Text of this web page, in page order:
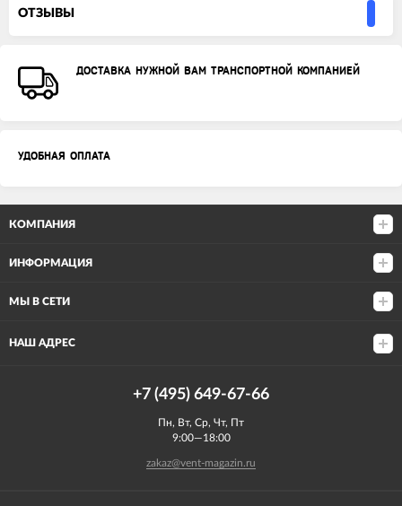
ОТЗЫВЫ
ДОСТАВКА НУЖНОЙ ВАМ ТРАНСПОРТНОЙ КОМПАНИЕЙ
УДОБНАЯ ОПЛАТА
КОМПАНИЯ
ИНФОРМАЦИЯ
МЫ В СЕТИ
НАШ АДРЕС
+7 (495) 649-67-66
Пн, Вт, Ср, Чт, Пт
9:00—18:00
zakaz@vent-magazin.ru